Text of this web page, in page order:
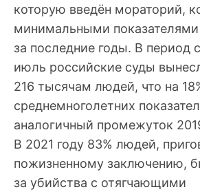
которую введён мораторий,
минимальными
за последние годы. В период
июль российские суды
216 тысячам людей, что на
среднемноголетних
аналогичный промежуток
В 2021 году 83% людей,
пожизненному заключению,
за убийства с отягчающими